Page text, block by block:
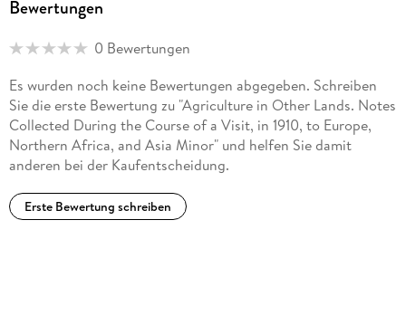
Bewertungen
0 Bewertungen
Es wurden noch keine Bewertungen abgegeben. Schreiben
Sie die erste Bewertung zu "Agriculture in Other Lands. Notes
Collected During the Course of a Visit, in 1910, to Europe,
Northern Africa, and Asia Minor" und helfen Sie damit
anderen bei der Kaufentscheidung.
Erste Bewertung schreiben